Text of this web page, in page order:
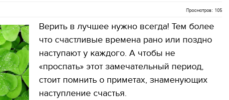
Просмотров: 105
Верить в лучшее нужно всегда! Тем более
что счастливые времена рано или поздно
наступают у каждого. А чтобы не
«проспать» этот замечательный период,
стоит помнить о приметах, знаменующих
наступление счастья.